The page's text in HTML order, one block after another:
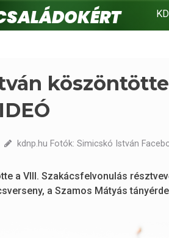
kdnp.hu Fotók: Simicskó István
a VIII. Szakácsfelvonulás
a Szamos Mátyás